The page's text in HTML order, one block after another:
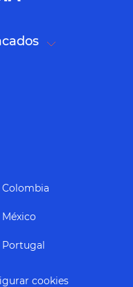
Colombia
México
Portugal
cookies